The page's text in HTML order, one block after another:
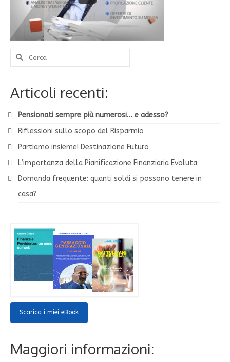
Cerca:
Articoli recenti:
Pensionati sempre più numerosi… e adesso?
Riflessioni sullo scopo del Risparmio
Partiamo insieme! Destinazione Futuro
L’importanza della Pianificazione Finanziaria Evoluta
Domanda frequente: quanti soldi si possono tenere in
casa?
Scarica i miei eBook
Maggiori informazioni: